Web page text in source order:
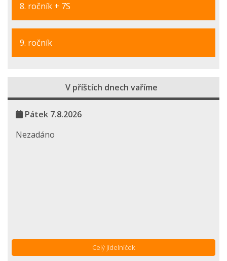
8. ročník + 7S
9. ročník
V příštích dnech vaříme
Pátek 7.8.2026
Nezadáno
Celý jídelníček